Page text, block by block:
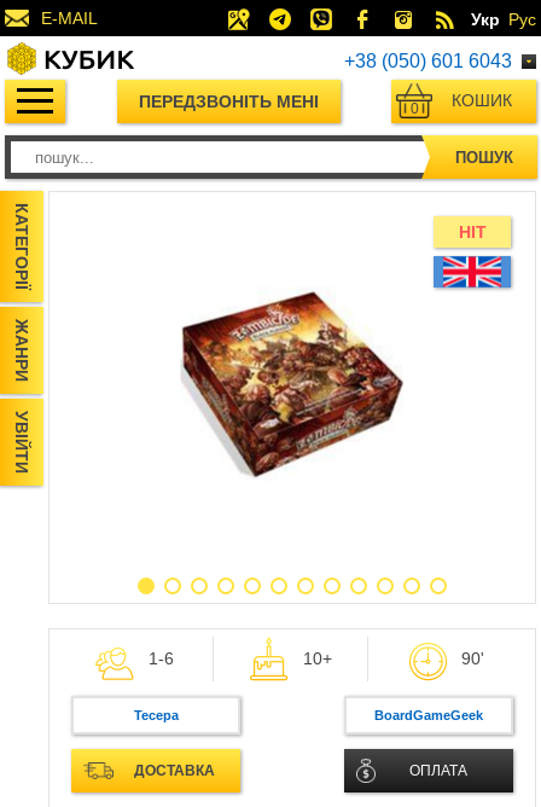
E-MAIL Укр Рус
+38 (050) 601 6043
ПЕРЕДЗВОНІТЬ МЕНІ КОШИК
0
ПОШУК
КАТЕГОРІЇ
ЖАНРИ
УВІЙТИ
HIT
1-6 10+ 90'
Тесера BoardGameGeek
ДОСТАВКА ОПЛАТА